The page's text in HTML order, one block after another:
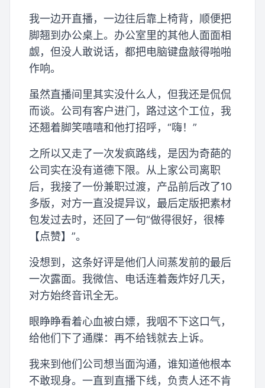
我一边开直播，一边往后靠上椅背，顺便把
脚翘到办公桌上。办公室里的其他人面面相
觑，但没人敢说话，都把电脑键盘敲得啪啪
作响。
虽然直播间里其实没什么人，但我还是侃侃
而谈。公司有客户进门，路过这个工位，我
还翘着脚笑嘻嘻和他打招呼，“嗨！”
之所以又走了一次发疯路线，是因为奇葩的
公司实在没有道德下限。从上家公司离职
后，我接了一份兼职过渡，产品前后改了10
多版，对方一直没提异议，最后定版把素材
包发过去时，还回了一句“做得很好，很棒
【点赞】”。
没想到，这条好评是他们人间蒸发前的最后
一次露面。我微信、电话连着轰炸好几天，
对方始终音讯全无。
眼睁睁看着心血被白嫖，我咽不下这口气，
给他们下了通牒：再不给钱就去上诉。
我来到他们公司想当面沟通，谁知道他根本
不敢现身。一直到直播下线，负责人还不肯